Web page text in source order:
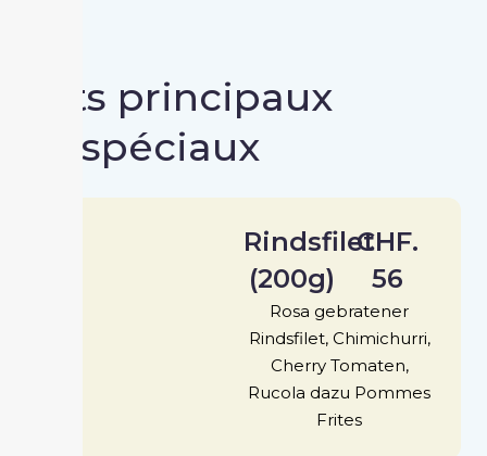
Plats principaux
spéciaux
Rindsfilet
(200g)
CHF.
56
Rosa gebratener
Rindsfilet, Chimichurri,
Cherry Tomaten,
Rucola dazu Pommes
Frites